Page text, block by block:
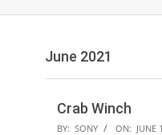
June 2021
Crab Winch
2021-
BY: SONY ON: JUNE